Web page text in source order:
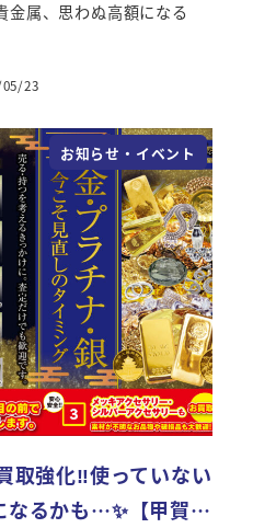
金属、思わぬ高額になる
23
お知らせ・イベント
取強化‼使っていない
なるかも…✨【甲賀…